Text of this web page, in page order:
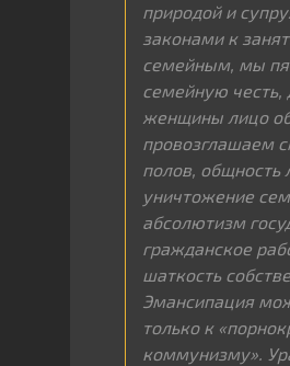
природой и
законами к
семейным, мы
семейную честь,
женщины лицо
провозглашаем
полов, общность
уничтожение
абсолютизм
гражданское
шаткость
Эмансипация
только к
коммунизму».